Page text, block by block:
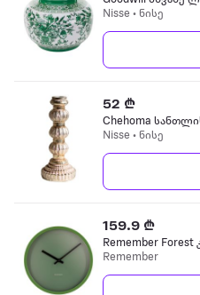
Nisse • ნისე
52 ₾
Chehoma
Nisse • ნისე
159.9 ₾
Remember
Remember